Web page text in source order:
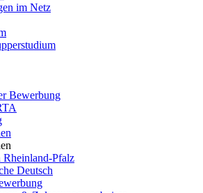
im Netz
Bewerbung
Rheinland-Pfalz
Deutsch